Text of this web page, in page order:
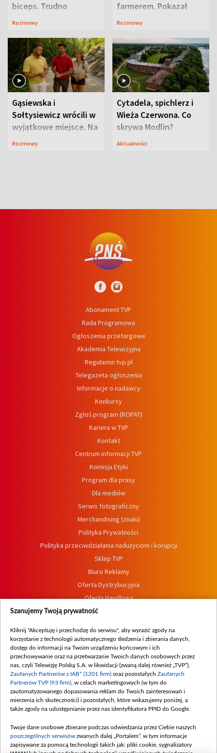
biceps. Trudno
uwierzyć, co przeszła
Rozmowy
farmerem. Pokazał
swoje niezwykłe
Rozmowy
Gąsiewska i
Sołtysiewicz wrócili w
wyjątkowe miejsce. Na
szlaku czekał
Rozmowy
Cytadela, spichlerz i
Wieża Czerwona. Co
skrywa Modlin?
Aktualności
Abonament TVP
Rada Programowa
Ogłoszenia przetargowe
Akademia Telewizyjna
Regulamin tvp.pl
Telegazeta ogłoszenia
Informacje o nadawcy
Konkursy
Zgłoś program (ROPAT)
Kariera w TVP
Kontakt
Centrum informacji TVP
Komisja Etyki
Program dla prasy
Dla mediów
Serwis fotograficzny
Merchandising (znaki)
Polityka Prywatności
Polityka przeciwdziałania nadużyciom i korupcji
Sklep TVP
Biuro Reklamy
Oferta Dystrybucyjna
Oferta Handlowa
Dostępność
Procedura zgłoszeń wewnętrznych
Szanujemy Twoją prywatność
Kliknij "Akceptuję i przechodzę do serwisu", aby wyrazić zgody na
korzystanie z technologii automatycznego śledzenia i zbierania danych,
dostęp do informacji na Twoim urządzeniu końcowym i ich
przechowywanie oraz na przetwarzanie Twoich danych osobowych przez
nas, czyli Telewizję Polską S.A. w likwidacji (zwaną dalej również „TVP”),
Zaufanych Partnerów z IAB* (1201 firm) oraz pozostałych Zaufanych
Partnerów TVP (93 firm) , w celach marketingowych (w tym do
zautomatyzowanego dopasowania reklam do Twoich zainteresowań i
mierzenia ich skuteczności) i pozostałych, które wskazujemy poniżej, a
także zgody na udostępnianie przez nas identyfikatora PPID do Google.
Twoje dane osobowe zbierane podczas odwiedzania przez Ciebie naszych
poszczególnych serwisów zwanych dalej „Portalem”, w tym informacje
zapisywane za pomocą technologii takich jak: pliki cookie, sygnalizatory